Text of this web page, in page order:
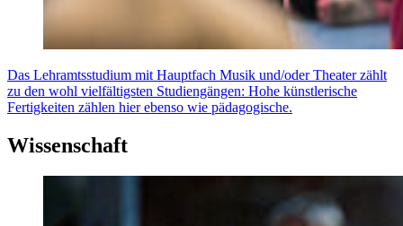
Das Lehramtsstudium mit Hauptfach Musik und/oder Theater zählt
zu den wohl vielfältigsten Studiengängen: Hohe künstlerische
Fertigkeiten zählen hier ebenso wie pädagogische.
Wissenschaft